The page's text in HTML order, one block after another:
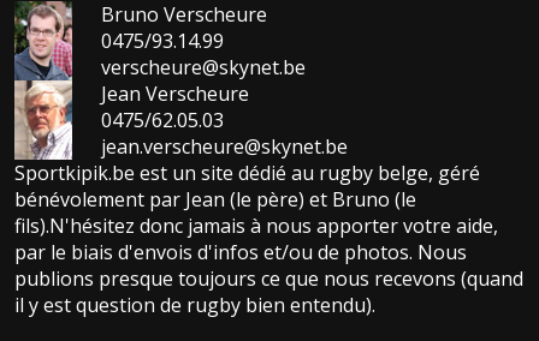
Bruno Verscheure
0475/93.14.99
verscheure@skynet.be
Jean Verscheure
0475/62.05.03
jean.verscheure@skynet.be
Sportkipik.be est un site dédié au rugby belge, géré
bénévolement par Jean (le père) et Bruno (le
fils).N'hésitez donc jamais à nous apporter votre aide,
par le biais d'envois d'infos et/ou de photos. Nous
publions presque toujours ce que nous recevons (quand
il y est question de rugby bien entendu).